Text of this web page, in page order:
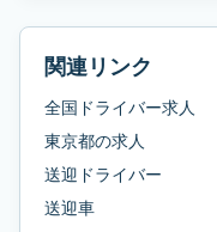
関連リンク
全国ドライバー求人
東京都の求人
送迎ドライバー
送迎車